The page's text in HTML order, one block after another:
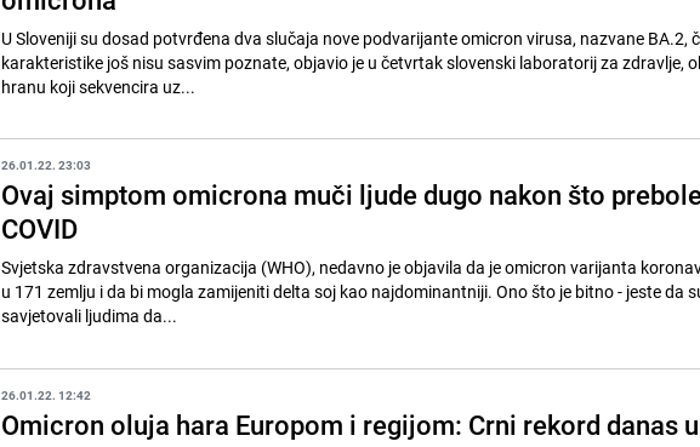
U Sloveniji su dosad potvrđena dva slučaja nove podvarijante omicron virusa, nazvane BA.2,
karakteristike još nisu sasvim poznate, objavio je u četvrtak slovenski laboratorij za zdravlje,
hranu koji sekvencira uz...
26.01.22. 23:03
Ovaj simptom omicrona muči ljude dugo nakon što
COVID
Svjetska zdravstvena organizacija (WHO), nedavno je objavila da je omicron varijanta
u 171 zemlju i da bi mogla zamijeniti delta soj kao najdominantniji. Ono što je bitno - jeste da
savjetovali ljudima da...
26.01.22. 12:42
Omicron oluja hara Europom i regijom: Crni rekord danas u